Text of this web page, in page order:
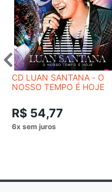
CD LUAN SANTANA - O
NOSSO TEMPO É HOJE
R$ 54,77